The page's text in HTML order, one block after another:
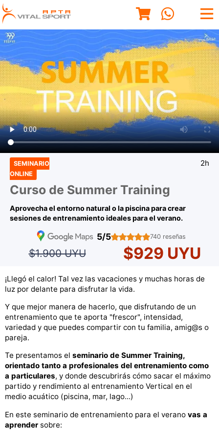
SEMINARIO
ONLINE
2h
Curso de Summer Training
Aprovecha el entorno natural o la piscina para crear
sesiones de entrenamiento ideales para el verano.
5/5 740 reseñas
$1.900 UYU $929 UYU
¡Llegó el calor! Tal vez las vacaciones y muchas horas de
luz por delante para disfrutar la vida.
Y que mejor manera de hacerlo, que disfrutando de un
entrenamiento que te aporta "frescor", intensidad,
variedad y que puedes compartir con tu familia, amig@s o
pareja.
Te presentamos el seminario de Summer Training,
orientado tanto a profesionales del entrenamiento como
a particulares, y donde descubrirás cómo sacar el máximo
partido y rendimiento al entrenamiento Vertical en el
medio acuático (piscina, mar, lago...)
En este seminario de entrenamiento para el verano vas a
aprender sobre: